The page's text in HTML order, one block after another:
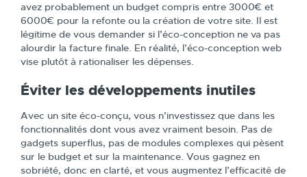
avez probablement un budget compris entre 3000€ et
6000€ pour la refonte ou la création de votre site. Il est
légitime de vous demander si l’éco-conception ne va pas
alourdir la facture finale. En réalité, l’éco-conception web
vise plutôt à rationaliser les dépenses.
Éviter les développements inutiles
Avec un site éco-conçu, vous n’investissez que dans les
fonctionnalités dont vous avez vraiment besoin. Pas de
gadgets superflus, pas de modules complexes qui pèsent
sur le budget et sur la maintenance. Vous gagnez en
sobriété, donc en clarté, et vous augmentez l’efficacité de